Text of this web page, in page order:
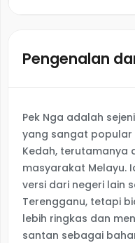
Pengenalan
Pek Nga adalah
yang sangat
Kedah, terutamanya
masyarakat Melayu.
versi dari negeri lain
Terengganu, tetapi
lebih ringkas dan
santan sebagai